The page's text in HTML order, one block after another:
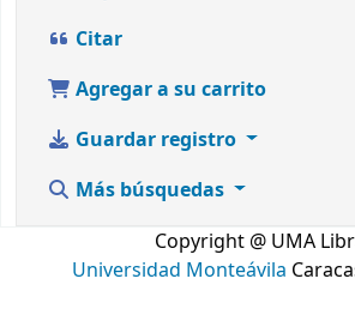
Citar
Agregar a su carrito
Guardar registro
Más búsquedas
Copyright @ UMA
Universidad Monteávila